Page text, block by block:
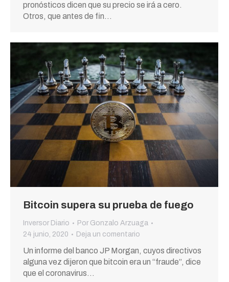
pronósticos dicen que su precio se irá a cero.
Otros, que antes de fin…
Bitcoin supera su prueba de fuego
Inversor Diario Por Gonzalo Arzuaga
24 junio, 2020
Deja un comentario
Un informe del banco JP Morgan, cuyos directivos
alguna vez dijeron que bitcoin era un “fraude”, dice
que el coronavirus…